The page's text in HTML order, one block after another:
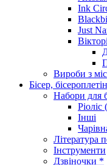
Ink
Just
Вироби з
Бісер,
Набори для
Ріоліс
Інші
Література
Інструменти
Дзвіночки *